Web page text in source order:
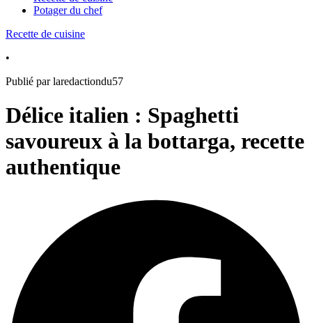
Potager du chef
Recette de cuisine
•
Publié par laredactiondu57
Délice italien : Spaghetti
savoureux à la bottarga, recette
authentique